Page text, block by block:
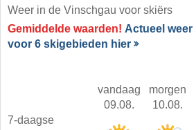
Weer in de Vinschgau voor skiërs
Gemiddelde waarden! Actueel
voor 6 skigebieden hier
vandaag
09.08.
morgen
10.08.
7-daagse